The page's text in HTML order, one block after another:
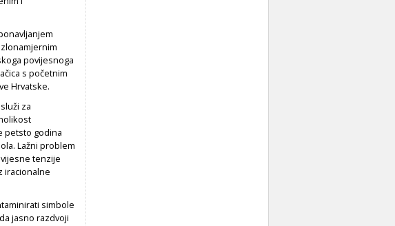
povijesnoga
s početnim
Hrvatske.
za
petsto godina
Lažni problem
tenzije
iracionalne
simbole
jasno razdvoji